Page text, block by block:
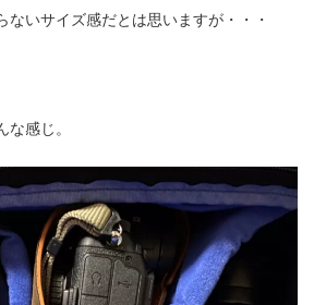
ないサイズ感だとは思いますが・・・
感じ。